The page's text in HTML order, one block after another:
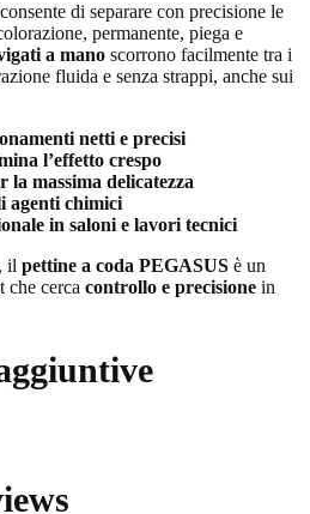
consente di separare con precisione le
permanente, piega e
a mano scorrono facilmente tra i
fluida e senza strappi, anche sui
netti e precisi
l’effetto crespo
la massima delicatezza
agenti chimici
in saloni e lavori tecnici
il pettine a coda PEGASUS è un
che cerca controllo e precisione in